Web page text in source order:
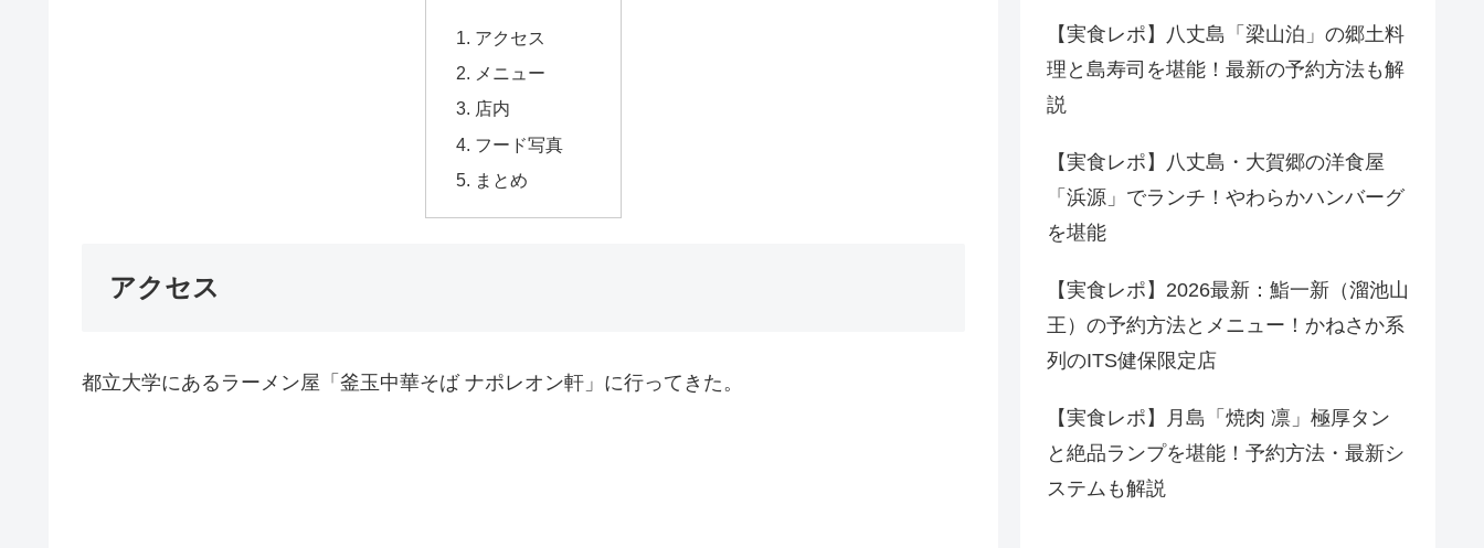
アクセス
メニュー
店内
フード写真
まとめ
アクセス
都立大学にあるラーメン屋「釜玉中華そば ナポレオン軒」に行ってきた。
【実食レポ】八丈島「梁山泊」の郷土料
理と島寿司を堪能！最新の予約方法も解
説
【実食レポ】八丈島・大賀郷の洋食屋
「浜源」でランチ！やわらかハンバーグ
を堪能
【実食レポ】2026最新：鮨一新（溜池山
王）の予約方法とメニュー！かねさか系
列のITS健保限定店
【実食レポ】月島「焼肉 凛」極厚タン
と絶品ランプを堪能！予約方法・最新シ
ステムも解説